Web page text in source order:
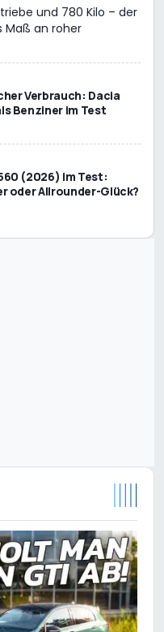
und 780 Kilo – der
Maß an roher
Verbrauch: Dacia
Benziner im Test
(2026) im Test:
oder Allrounder-Glück?